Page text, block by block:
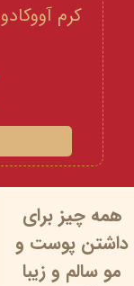
همه چیز برای
داشتن پوست و
مو سالم و زیبا